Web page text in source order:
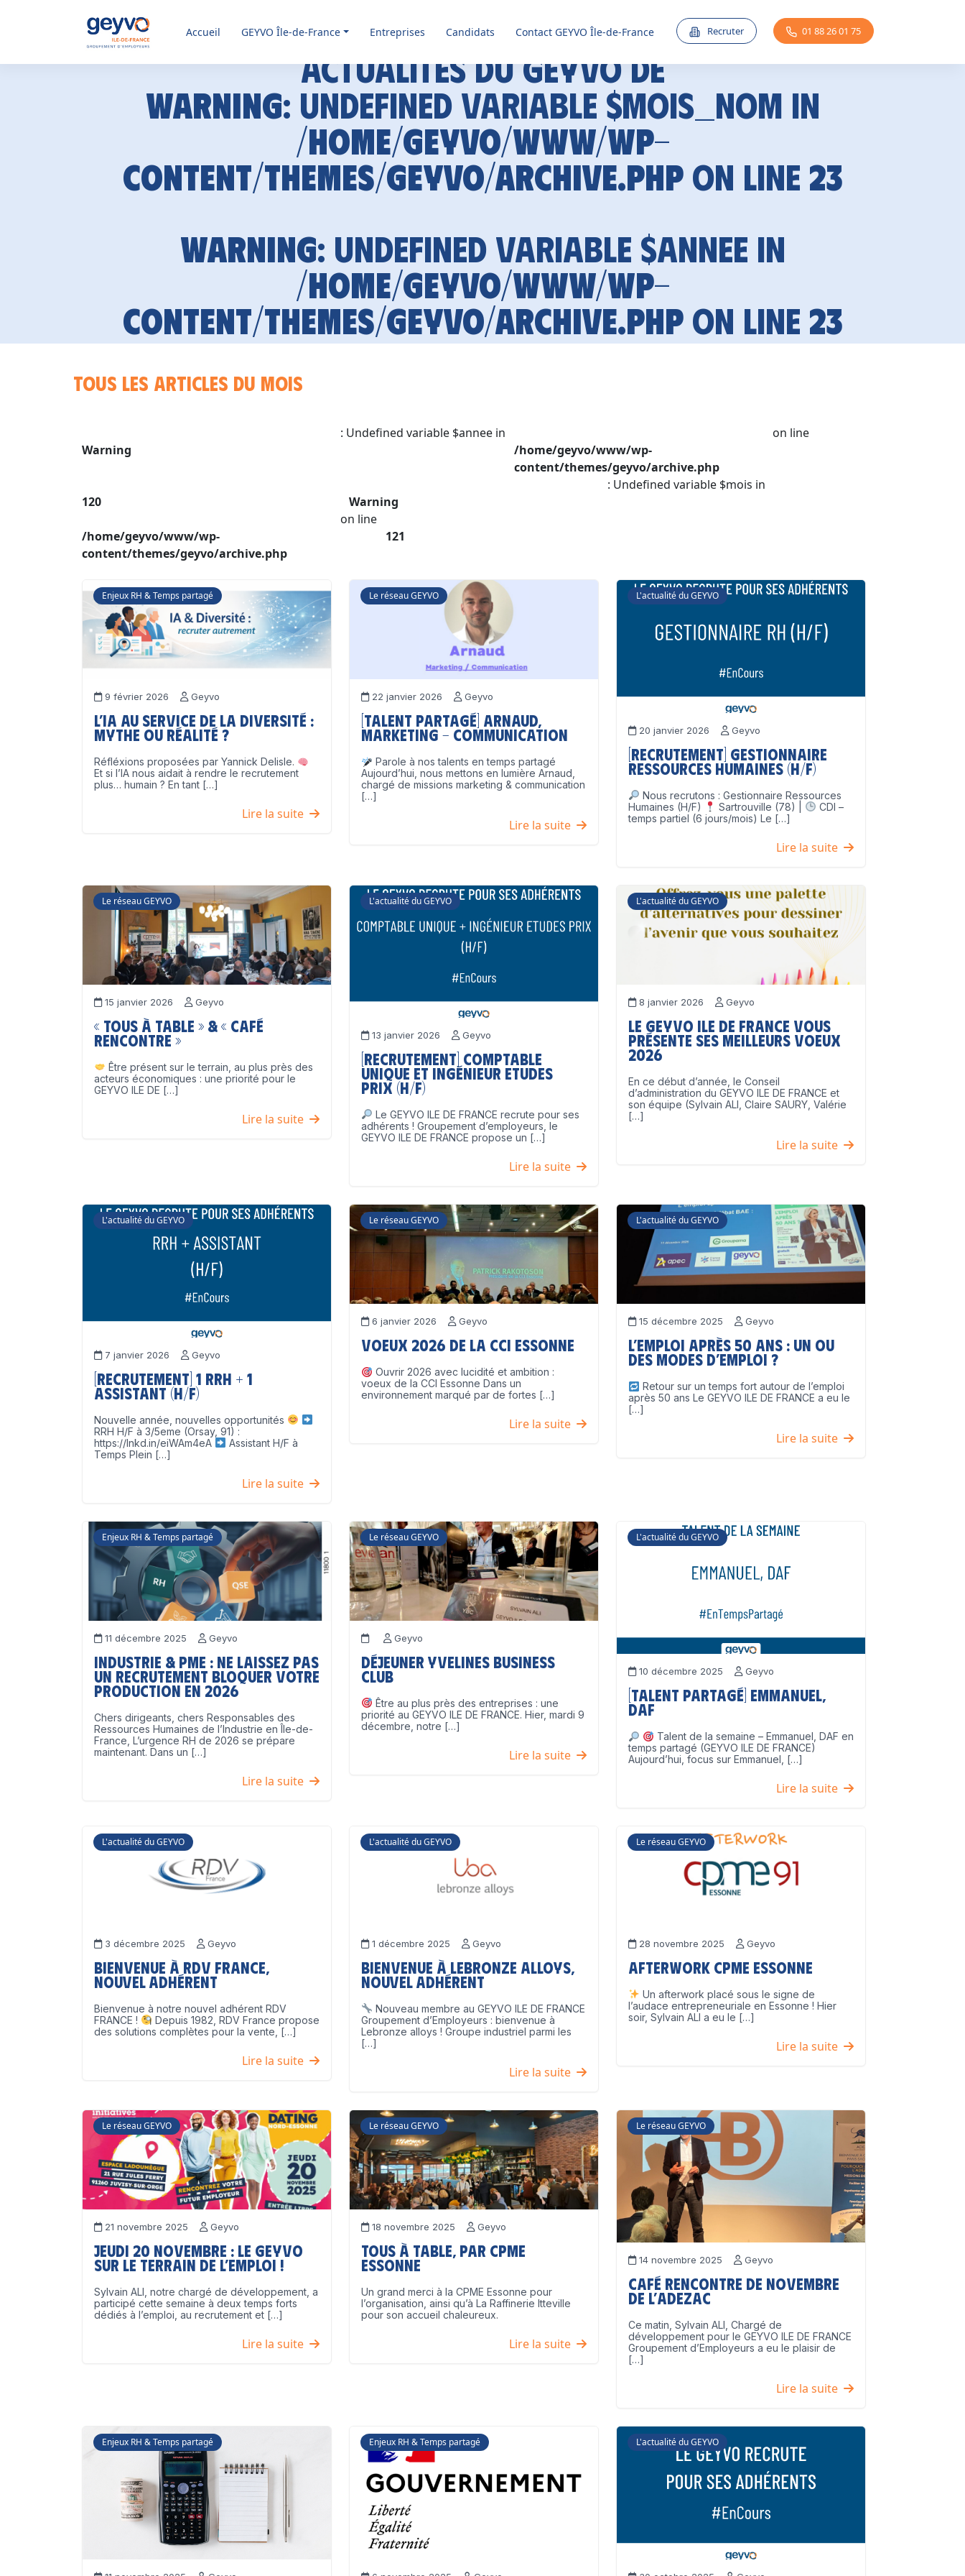
Accueil GEYVOÎle-de-France Entreprises Candidats Contact GEYVO Île-de-France Recruter 01 88 26 01 75
Actualités du GEYVO de
Warning: Undefined variable $mois_nom in
/home/geyvo/www/wp-
content/themes/geyvo/archive.phpon line 23
Warning: Undefined variable $annee in
/home/geyvo/www/wp-
content/themes/geyvo/archive.phpon line 23
Tous les articles du mois
Warning
: Undefined variable $annee in
/home/geyvo/www/wp-
content/themes/geyvo/archive.php
on line
120 Warning
: Undefined variable $mois in
/home/geyvo/www/wp-
content/themes/geyvo/archive.php
on line
121
Enjeux RH & Temps partagé
9 février 2026 Geyvo
L’IA au service de la diversité :
mythe ou réalité ?
Réfléxions proposées par Yannick Delisle.
Et si l’IA nous aidait à rendre le recrutement
plus… humain ? En tant […]
Lire la suite
Le réseau GEYVO
22 janvier 2026 Geyvo
[Talent partagé] Arnaud,
Marketing – Communication
Parole à nos talents en temps partagé
Aujourd’hui, nous mettons en lumière Arnaud,
chargé de missions marketing & communication
[…]
Lire la suite
L'actualité du GEYVO
20 janvier 2026 Geyvo
[Recrutement] Gestionnaire
Ressources Humaines (H/F)
Nous recrutons : Gestionnaire Ressources
Humaines (H/F)
Sartrouville (78) |
CDI –
temps partiel (6 jours/mois) Le […]
Lire la suite
Le réseau GEYVO
15 janvier 2026 Geyvo
« Tous à table » & « Café
Rencontre »
Être présent sur le terrain, au plus près des
acteurs économiques : une priorité pour le
GEYVO ILE DE […]
Lire la suite
L'actualité du GEYVO
13 janvier 2026 Geyvo
[Recrutement] Comptable
unique et Ingénieur Etudes
Prix (H/F)
Le GEYVO ILE DE FRANCE recrute pour ses
adhérents ! Groupement d’employeurs, le
GEYVO ILE DE FRANCE propose un […]
Lire la suite
L'actualité du GEYVO
8 janvier 2026 Geyvo
Le GEYVO Ile de France vous
présente ses meilleurs voeux
2026
En ce début d’année, le Conseil
d’administration du GEYVO ILE DE FRANCE et
son équipe (Sylvain ALI, Claire SAURY, Valérie
[…]
Lire la suite
L'actualité du GEYVO
7 janvier 2026 Geyvo
[Recrutement] 1 RRH + 1
Assistant (H/F)
Nouvelle année, nouvelles opportunités
RRH H/F à 3/5eme (Orsay, 91) :
https://lnkd.in/eiWAm4eA
Assistant H/F à
Temps Plein […]
Lire la suite
Le réseau GEYVO
6 janvier 2026 Geyvo
Voeux 2026 de la CCI Essonne
Ouvrir 2026 avec lucidité et ambition :
voeux de la CCI Essonne Dans un
environnement marqué par de fortes […]
Lire la suite
L'actualité du GEYVO
15 décembre 2025 Geyvo
L’emploi après 50 ans : un ou
des modes d’emploi ?
Retour sur un temps fort autour de l’emploi
après 50 ans Le GEYVO ILE DE FRANCE a eu le
[…]
Lire la suite
Enjeux RH & Temps partagé
11 décembre 2025 Geyvo
Industrie & PME : ne laissez pas
un recrutement bloquer votre
production en 2026
Chers dirigeants, chers Responsables des
Ressources Humaines de l’Industrie en Île-de-
France, L’urgence RH de 2026 se prépare
maintenant. Dans un […]
Lire la suite
Le réseau GEYVO
Geyvo
Déjeuner Yvelines Business
Club
Être au plus près des entreprises : une
priorité au GEYVO ILE DE FRANCE. Hier, mardi 9
décembre, notre […]
Lire la suite
L'actualité du GEYVO
10 décembre 2025 Geyvo
[Talent partagé] Emmanuel,
DAF
Talent de la semaine – Emmanuel, DAF en
temps partagé (GEYVO ILE DE FRANCE)
Aujourd’hui, focus sur Emmanuel, […]
Lire la suite
L'actualité du GEYVO
3 décembre 2025 Geyvo
Bienvenue à RDV France,
nouvel adhérent
Bienvenue à notre nouvel adhérent RDV
FRANCE !
Depuis 1982, RDV France propose
des solutions complètes pour la vente, […]
Lire la suite
L'actualité du GEYVO
1 décembre 2025 Geyvo
Bienvenue à Lebronze Alloys,
nouvel adhérent
Nouveau membre au GEYVO ILE DE FRANCE
Groupement d’Employeurs : bienvenue à
Lebronze alloys ! Groupe industriel parmi les
[…]
Lire la suite
Le réseau GEYVO
28 novembre 2025 Geyvo
Afterwork CPME Essonne
Un afterwork placé sous le signe de
l’audace entrepreneuriale en Essonne ! Hier
soir, Sylvain ALI a eu le […]
Lire la suite
Le réseau GEYVO
21 novembre 2025 Geyvo
Jeudi 20 novembre : le GEYVO
sur le terrain de l’emploi !
Sylvain ALI, notre chargé de développement, a
participé cette semaine à deux temps forts
dédiés à l’emploi, au recrutement et […]
Lire la suite
Le réseau GEYVO
18 novembre 2025 Geyvo
Tous à table, par CPME
Essonne
Un grand merci à la CPME Essonne pour
l’organisation, ainsi qu’à La Raffinerie Itteville
pour son accueil chaleureux.
Lire la suite
Le réseau GEYVO
14 novembre 2025 Geyvo
Café Rencontre de Novembre
de l’ADEZAC
Ce matin, Sylvain ALI, Chargé de
développement pour le GEYVO ILE DE FRANCE
Groupement d’Employeurs a eu le plaisir de
[…]
Lire la suite
Enjeux RH & Temps partagé Enjeux RH & Temps partagé L'actualité du GEYVO